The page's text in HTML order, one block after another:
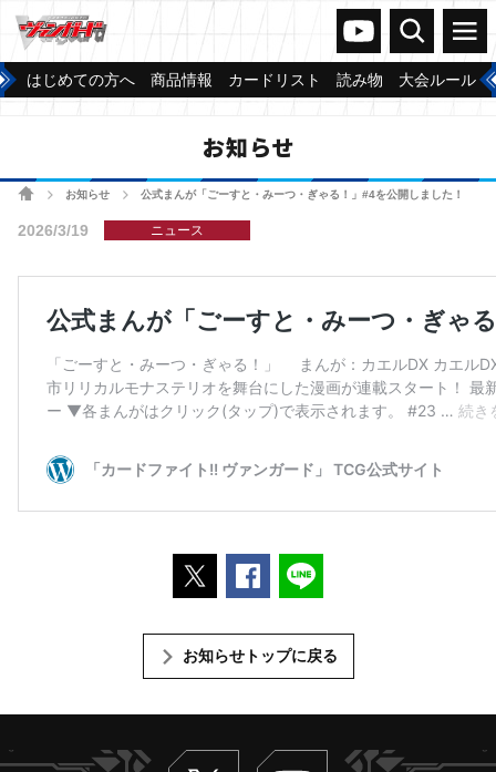
ヴァンガードch
検索 メニュー
はじめての方へ 商品情報 カードリスト 読み物 大会ルール
お知らせ
ホームお知らせ 公式まんが「ごーすと・みーつ・ぎゃる！」#4を公開しました！
2026/3/19 ニュース
ポストするFacebookでシェアする
お知らせトップに戻る
Twitter ヴァンガードch